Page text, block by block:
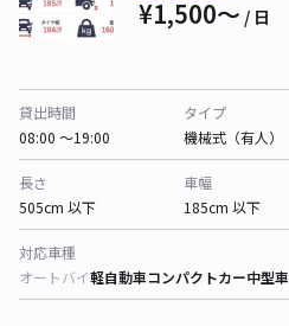
¥1,500〜 / 日
貸出時間
08:00 〜19:00
タイプ
機械式（有人）
長さ
505cm 以下
車幅
185cm 以下
対応車種
オートバイ軽自動車コンパクトカー中型車